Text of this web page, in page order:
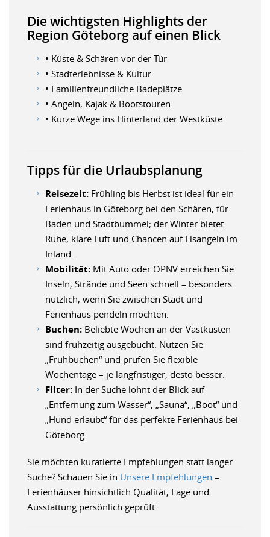
Die wichtigsten Highlights der
Region Göteborg auf einen Blick
• Küste & Schären vor der Tür
• Stadterlebnisse & Kultur
• Familienfreundliche Badeplätze
• Angeln, Kajak & Bootstouren
• Kurze Wege ins Hinterland der Westküste
Tipps für die Urlaubsplanung
Reisezeit: Frühling bis Herbst ist ideal für ein
Ferienhaus in Göteborg bei den Schären, für
Baden und Stadtbummel; der Winter bietet
Ruhe, klare Luft und Chancen auf Eisangeln im
Inland.
Mobilität: Mit Auto oder ÖPNV erreichen Sie
Inseln, Strände und Seen schnell – besonders
nützlich, wenn Sie zwischen Stadt und
Ferienhaus pendeln möchten.
Buchen: Beliebte Wochen an der Västkusten
sind frühzeitig ausgebucht. Nutzen Sie
„Frühbuchen“ und prüfen Sie flexible
Wochentage – je langfristiger, desto besser.
Filter: In der Suche lohnt der Blick auf
„Entfernung zum Wasser“, „Sauna“, „Boot“ und
„Hund erlaubt“ für das perfekte Ferienhaus bei
Göteborg.
Sie möchten kuratierte Empfehlungen statt langer
Suche? Schauen Sie in Unsere Empfehlungen –
Ferienhäuser hinsichtlich Qualität, Lage und
Ausstattung persönlich geprüft.